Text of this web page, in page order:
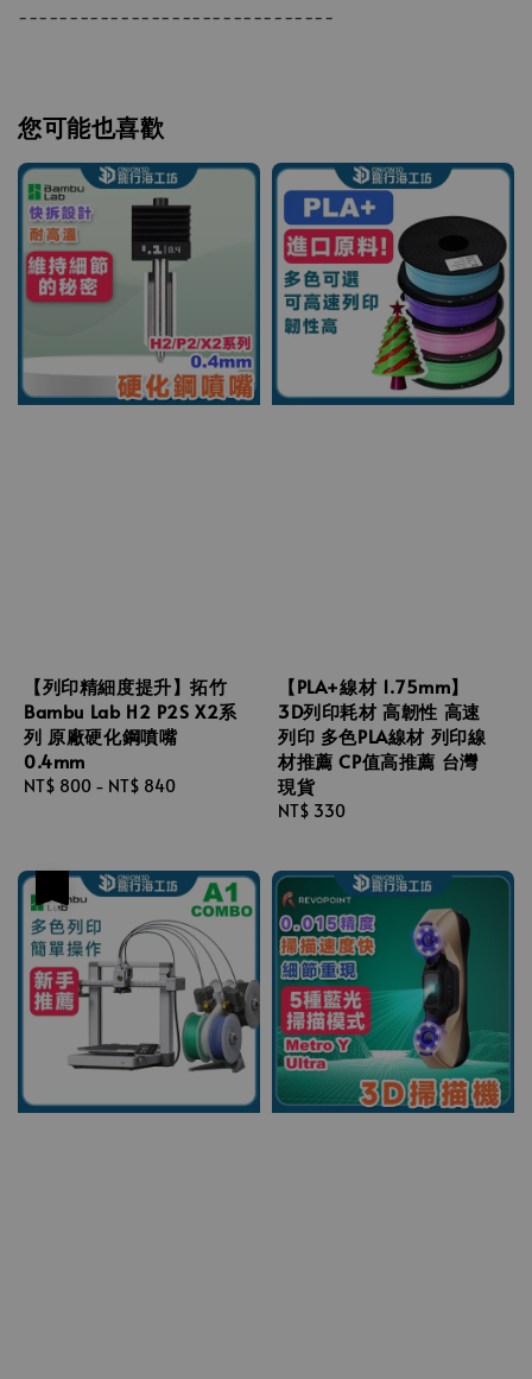
-------------------------------
您可能也喜歡
【列印精細度提升】拓竹
Bambu Lab H2 P2S X2系
列 原廠硬化鋼噴嘴
0.4mm
Regular
NT$ 800 - NT$ 840
【PLA+線材 1.75mm】
3D列印耗材 高韌性 高速
列印 多色PLA線材 列印線
材推薦 CP值高推薦 台灣
現貨
Regular
NT$ 330